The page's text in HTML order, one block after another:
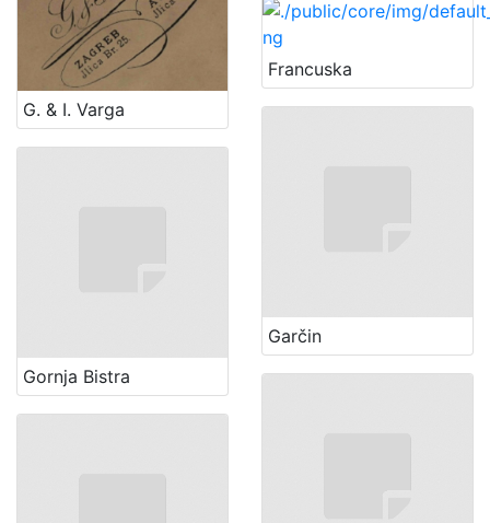
Francuska
G. & I. Varga
Garčin
Gornja Bistra